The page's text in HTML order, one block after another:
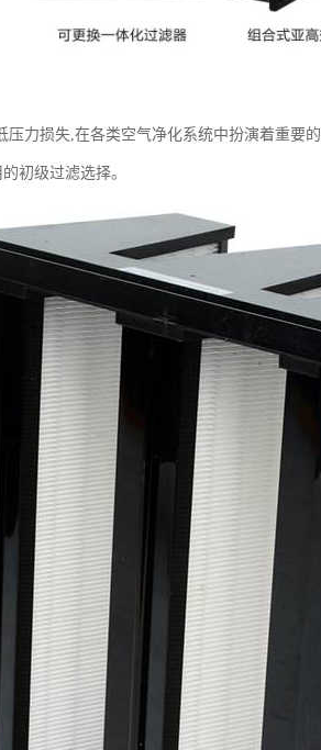
力损失,在各类空气净化系统中扮演着重要
初级过滤选择。